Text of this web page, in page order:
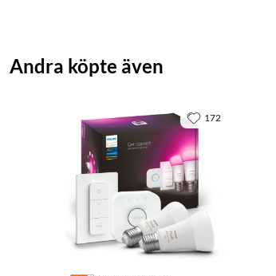
Andra köpte även
172